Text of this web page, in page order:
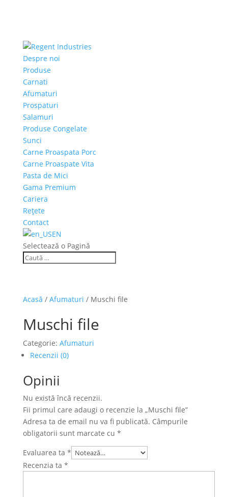
Despre noi
Produse
Carnati
Afumaturi
Prospaturi
Salamuri
Produse Congelate
Sunci
Carne Proaspata Porc
Carne Proaspate Vita
Pasta de Mici
Gama Premium
Cariera
Rețete
Contact
EN
Selectează o Pagină
Acasă / Afumaturi / Muschi file
Muschi file
Categorie: Afumaturi
Recenzii (0)
Opinii
Nu există încă recenzii.
Fii primul care adaugi o recenzie la „Muschi file”
Adresa ta de email nu va fi publicată. Câmpurile
obligatorii sunt marcate cu *
Evaluarea ta *
Recenzia ta *